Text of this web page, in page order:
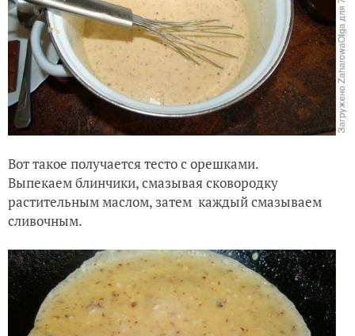
Вот такое получается тесто с орешками.
Выпекаем блинчики, смазывая сковородку
растительным маслом, затем каждый смазываем
сливочным.